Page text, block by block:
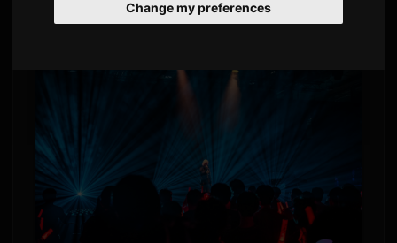
Change my preferences
等作品的歌曲与粉丝共鸣。